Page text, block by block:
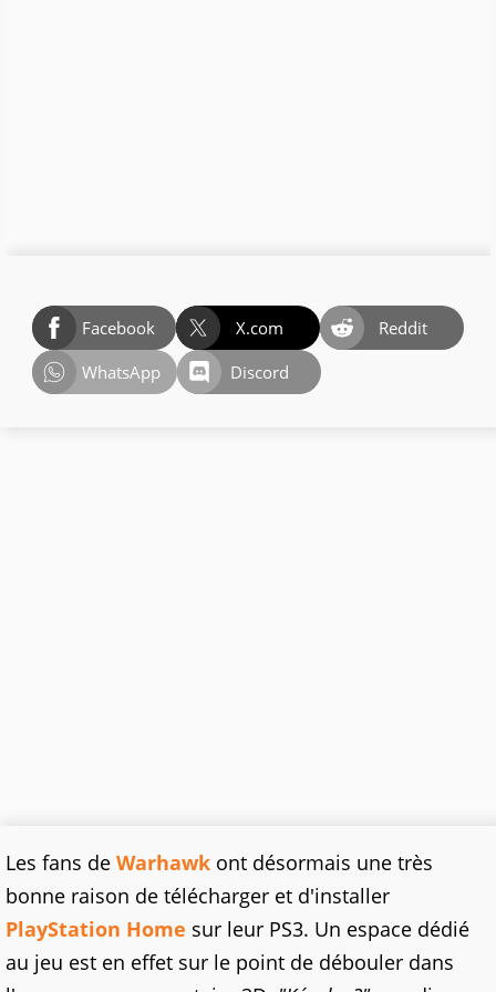
Facebook X.com
Reddit
WhatsApp
Discord
Les fans de Warhawk ont désormais une très
bonne raison de télécharger et d'installer
PlayStation Home sur leur PS3. Un espace dédié
au jeu est en effet sur le point de débouler dans